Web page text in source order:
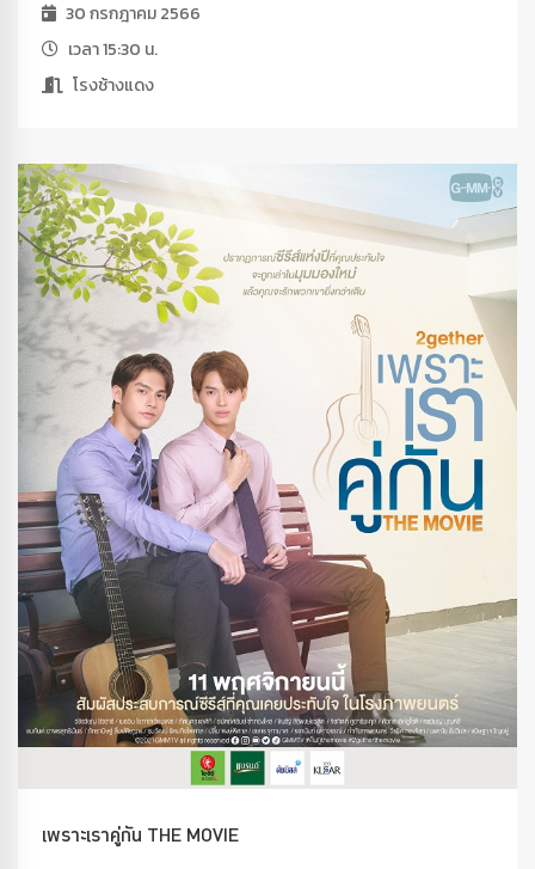
30 กรกฎาคม 2566
เวลา 15:30 น.
โรงช้างแดง
เพราะเราคู่กัน THE MOVIE